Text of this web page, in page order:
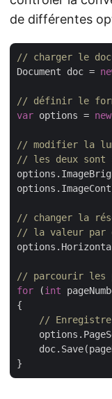
de différentes
// charger le
Document doc =
// définir le
var options = new
// modifier la
// les deux sont
// changer la
// la valeur par
// parcourir les
for (int
{
//